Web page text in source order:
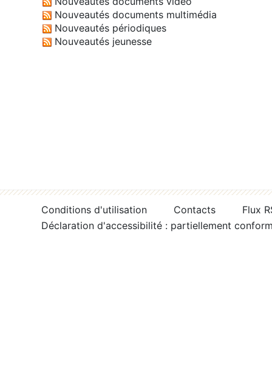
Nouveautés documents multimédia
Nouveautés périodiques
Nouveautés jeunesse
Conditions d'utilisation Contacts
Flux
Déclaration d'accessibilité : partiellement